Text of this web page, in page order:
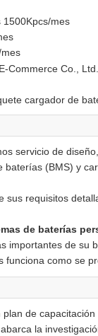
1500Kpcs/mes
mes
cargador de
servicio de
baterías (BMS) y
sus requisitos
de baterías
importantes de su
funciona como se
plan de
la